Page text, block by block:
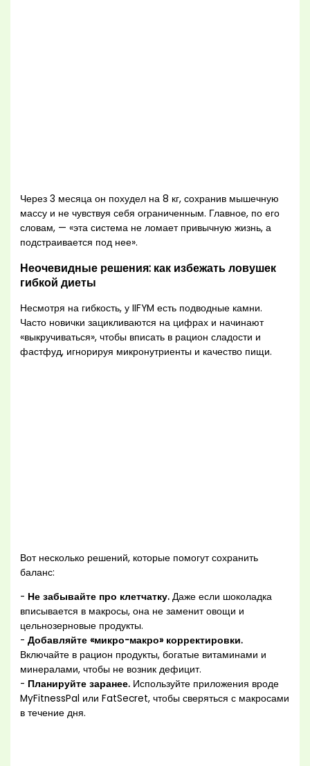
Через 3 месяца он похудел на 8 кг, сохранив мышечную
массу и не чувствуя себя ограниченным. Главное, по его
словам, — «эта система не ломает привычную жизнь, а
подстраивается под нее».
Неочевидные решения: как избежать ловушек
гибкой диеты
Несмотря на гибкость, у IIFYM есть подводные камни.
Часто новички зацикливаются на цифрах и начинают
«выкручиваться», чтобы вписать в рацион сладости и
фастфуд, игнорируя микронутриенты и качество пищи.
Вот несколько решений, которые помогут сохранить
баланс:
- Не забывайте про клетчатку. Даже если шоколадка
вписывается в макросы, она не заменит овощи и
цельнозерновые продукты.
-Добавляйте «микро-макро» корректировки.
Включайте в рацион продукты, богатые витаминами и
минералами, чтобы не возник дефицит.
- Планируйте заранее. Используйте приложения вроде
MyFitnessPal или FatSecret, чтобы сверяться с макросами
в течение дня.